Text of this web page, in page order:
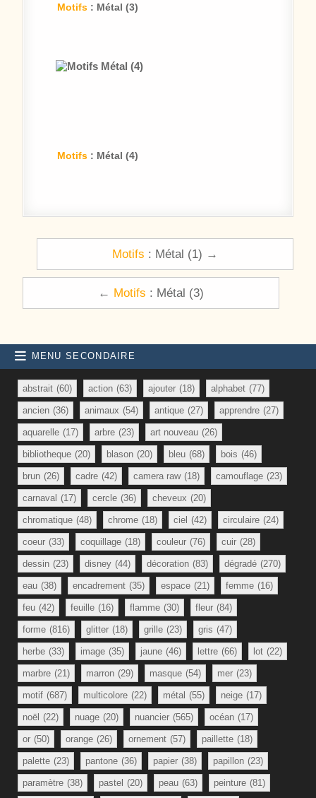
Motifs : Métal (3)
Motifs : Métal (4)
Navigation de l’article
Motifs : Métal (1) →
← Motifs : Métal (3)
MENU SECONDAIRE
abstrait (60) action (63) ajouter (18) alphabet (77)
ancien (36) animaux (54) antique (27) apprendre (27)
aquarelle (17) arbre (23) art nouveau (26)
bibliotheque (20) blason (20) bleu (68) bois (46)
brun (26) cadre (42) camera raw (18) camouflage (23)
carnaval (17) cercle (36) cheveux (20)
chromatique (48) chrome (18) ciel (42) circulaire (24)
coeur (33) coquillage (18) couleur (76) cuir (28)
dessin (23) disney (44) décoration (83) dégradé (270)
eau (38) encadrement (35) espace (21) femme (16)
feu (42) feuille (16) flamme (30) fleur (84)
forme (816) glitter (18) grille (23) gris (47)
herbe (33) image (35) jaune (46) lettre (66) lot (22)
marbre (21) marron (29) masque (54) mer (23)
motif (687) multicolore (22) métal (55) neige (17)
noël (22) nuage (20) nuancier (565) océan (17)
or (50) orange (26) ornement (57) paillette (18)
palette (23) pantone (36) papier (38) papillon (23)
paramètre (38) pastel (20) peau (63) peinture (81)